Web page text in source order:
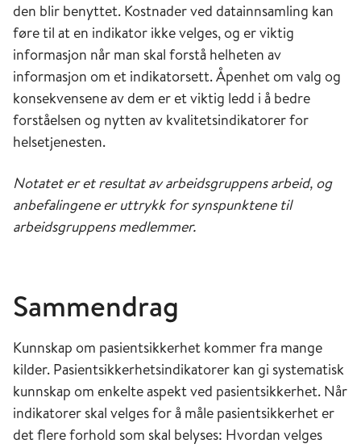
den blir benyttet. Kostnader ved datainnsamling kan
føre til at en indikator ikke velges, og er viktig
informasjon når man skal forstå helheten av
informasjon om et indikatorsett. Åpenhet om valg og
konsekvensene av dem er et viktig ledd i å bedre
forståelsen og nytten av kvalitetsindikatorer for
helsetjenesten.
Notatet er et resultat av arbeidsgruppens arbeid, og
anbefalingene er uttrykk for synspunktene til
arbeidsgruppens medlemmer.
Sammendrag
Kunnskap om pasientsikkerhet kommer fra mange
kilder. Pasientsikkerhetsindikatorer kan gi systematisk
kunnskap om enkelte aspekt ved pasientsikkerhet. Når
indikatorer skal velges for å måle pasientsikkerhet er
det flere forhold som skal belyses: Hvordan velges